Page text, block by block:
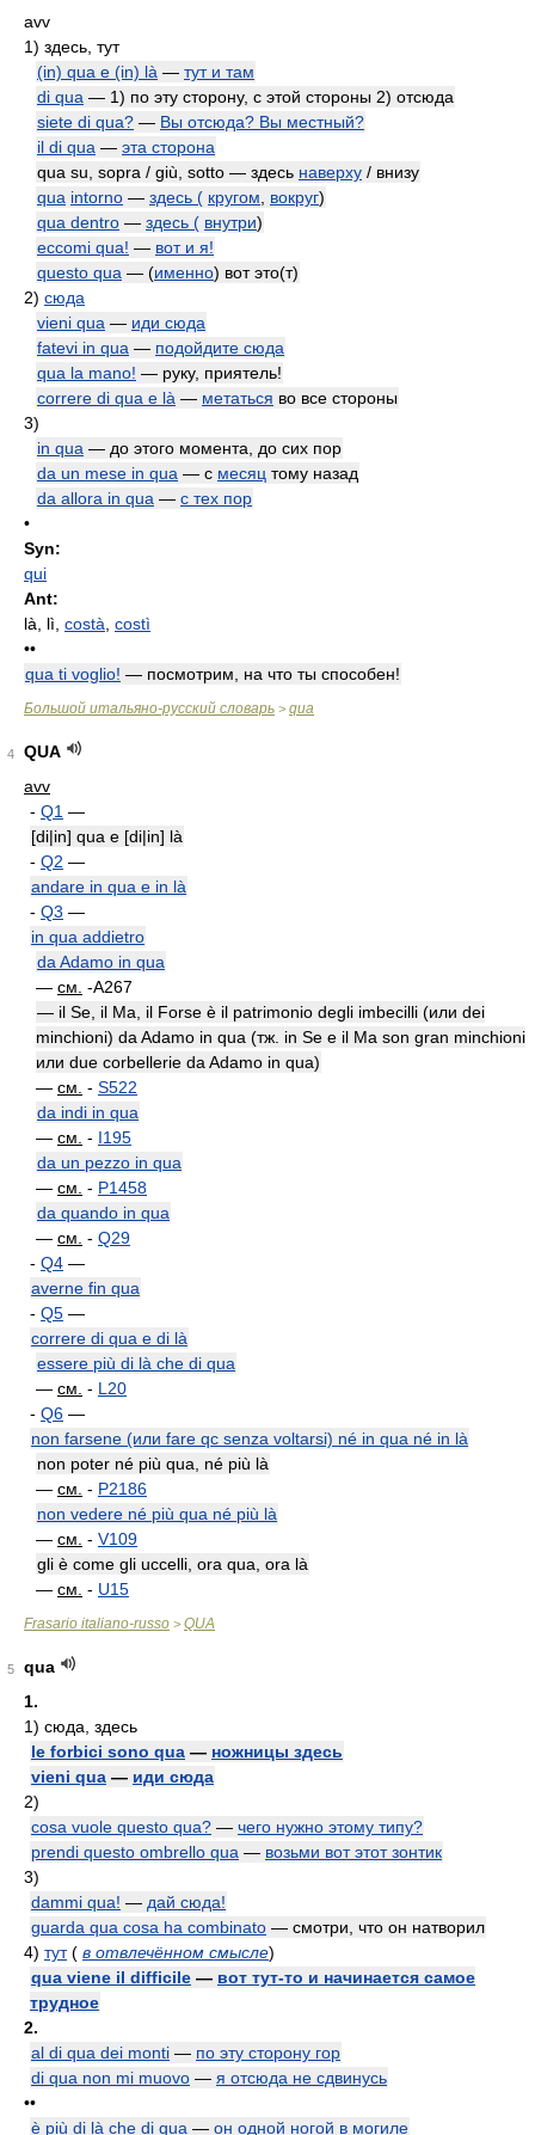
avv
1) здесь, тут
(in) qua e (in) là — тут и там
di qua — 1) по эту сторону, с этой стороны 2) отсюда
siete di qua? — Вы отсюда? Вы местный?
il di qua — эта сторона
qua su, sopra / giù, sotto — здесь наверху / внизу
qua intorno — здесь ( кругом вокруг)
qua dentro — здесь ( внутри)
eccomi qua! — вот и я!
questo qua — (именно) вот это(т)
2) сюда
vieni qua — иди сюда
fatevi in qua — подойдите сюда
qua la mano! — руку, приятель!
correre di qua e là — метаться во все стороны
3)
in qua — до этого момента, до сих пор
da un mese in qua — с месяц тому назад
da allora in qua — с тех пор
•
Syn:
qui
Ant:
là
lì costà costì
••
qua ti voglio! — посмотрим, на что ты способен!
Большой итальяно-русский словарь > qua
4
QUA
avv
- Q1 —
[di|in] qua e [di|in] là
- Q2 —
andare in qua e in là
- Q3 —
in qua addietro
da Adamo in qua
— см. -A267
— il Se, il Ma, il Forse è il patrimonio degli imbecilli (или dei
minchioni) da Adamo in qua (тж. in Se e il Ma son gran minchioni
или due corbellerie da Adamo in qua)
— см. - S522
da indi in qua
— см. - I195
da un pezzo in qua
— см. - P1458
da quando in qua
— см. - Q29
- Q4 —
averne fin qua
- Q5 —
correre di qua e di là
essere più di là che di qua
— см. - L20
- Q6 —
non farsene (или fare qc senza voltarsi) né in qua né in là
non poter né più qua, né più là
— см. - P2186
non vedere né più qua né più là
— см. - V109
gli è come gli uccelli, ora qua, ora là
— см. - U15
Frasario italiano-russo > QUA
5
qua
1.
1) сюда, здесь
le forbici sono qua — ножницы здесь
vieni qua — иди сюда
2)
cosa vuole questo qua? — чего нужно этому типу?
prendi questo ombrello qua — возьми вот этот зонтик
3)
dammi qua! — дай сюда!
guarda qua cosa ha combinato — смотри, что он натворил
4) тут ( в отвлечённом смысле)
qua viene il difficile — вот тут-то и начинается самое
трудное
2.
al di qua dei monti — по эту сторону гор
di qua non mi muovo — я отсюда не сдвинусь
••
è più di là che di qua — он одной ногой в могиле